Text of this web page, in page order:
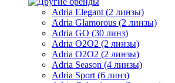
Adria Elegant (2 линзы)
Adria Glamorous (2 линзы)
Adria GO (30 линз)
Adria O2O2 (2 линзы)
Adria O2O2 (2 линзы)
Adria Season (4 линзы)
Adria Sport (6 линз)